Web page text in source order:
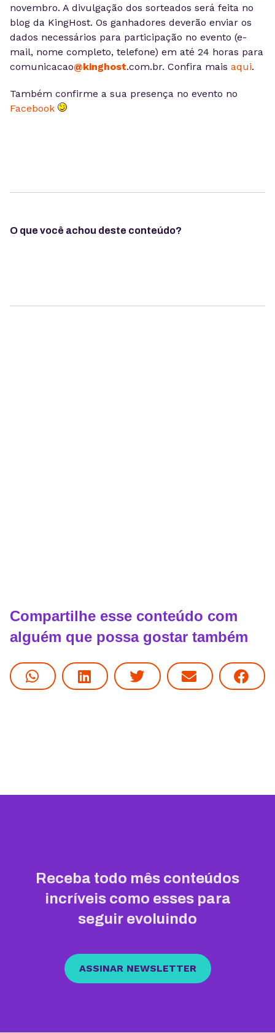
novembro. A divulgação dos sorteados será feita no
blog da KingHost. Os ganhadores deverão enviar os
dados necessários para participação no evento (e-
mail, nome completo, telefone) em até 24 horas para
comunicacao@kinghost.com.br. Confira mais aqui.
Também confirme a sua presença no evento no
Facebook
O que você achou deste conteúdo?
Compartilhe esse conteúdo com
alguém que possa gostar também
Receba todo mês conteúdos
incríveis como esses para
seguir evoluindo
ASSINAR NEWSLETTER